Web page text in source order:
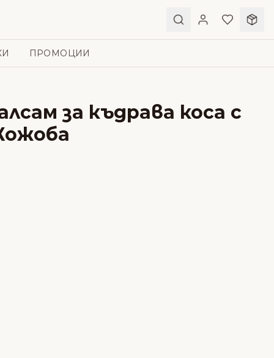
ПРОМОЦИИ
за къдрава коса с